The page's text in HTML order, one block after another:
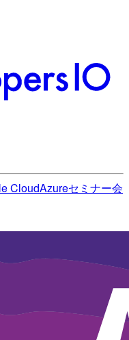
CloudAzureセミナー会